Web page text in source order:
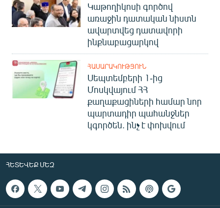
Կաթողիկոսի գործով
առաջին դատական նիստն
ավարտվեց դատավորի
ինքնաբացարկով
ՀԱՍԱՐԱԿՈՒԹՅՈՒՆ
Սեպտեմբերի 1-ից
Մոսկվայում ՀՀ
քաղաքացիների համար նոր
պարտադիր պահանջներ
կգործեն. ինչ է փոխվում
ՀԵՏԵՎԵՔ ՄԵԶ